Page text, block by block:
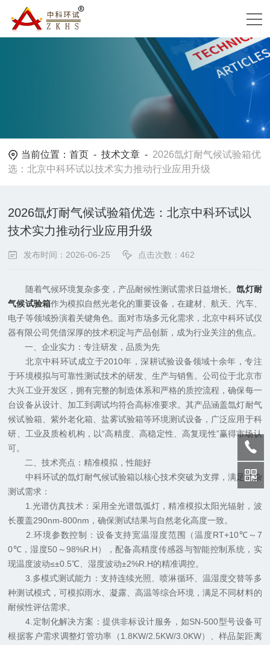
当前位置：首页 -技术文章 - 2026氙灯耐气候试验箱优
选：北京中科环试以技术实力推动行业应用升级
2026氙灯耐气候试验箱优选：北京中科环试以
技术实力推动行业应用升级
发布时间：2026-06-25 点击次数：462
随着气候环境复杂多变，产品耐候性测试需求日益增长。氙灯耐
气候试验箱作为模拟自然光老化的重要设备，在建材、航天、汽车、
电子等领域扮演着关键角色。面对市场多元化需求，北京中科环试仪
器有限公司凭借深厚的技术积淀与产品创新，成为行业关注的焦点。
一、企业实力：专注研发，品质为先
北京中科环试成立于2010年，深耕试验设备领域十余年，专注
于环境模拟与可靠性测试技术的研发、生产与销售。公司位于北京市
大兴工业开发区，拥有完整的制造体系和严格的质控流程，确保每一
台设备从设计、加工到调试均符合高标准要求。其产品涵盖氙灯耐气
候试验箱、紫外老化箱、盐雾试验箱等环境测试设备，广泛应用于科
研、工业及质检机构，以“高精度、高稳定性、高复现性”赢得市场认
可。
二、技术亮点：精准模拟，性能好
中科环试的氙灯耐气候试验箱以核心技术突破为支撑，满足复杂
测试需求：
1.光谱仿真技术：采用全光谱氙弧灯，精准模拟太阳光辐射，波
长覆盖290nm-800nm，确保测试结果与自然老化高度一致。
2.环境参数控制：设备支持宽温湿度范围（温度RT+10℃～7
0℃，湿度50～98%R.H），配备高精度传感器与智能控制系统，实
现温度波动≤±0.5℃、湿度波动±2%R.H的精准调控。
3.多模式测试能力：支持连续光照、喷淋循环、温湿度交替等多
种测试模式，可模拟雨水、凝露、高温等综合环境，满足不同材料的
耐候性评估需求。
4.定制化解决方案：提供非标设计服务，如SN-500型号设备可
根据客户需求调整灯管功率（1.8KW/2.5KW/3.0KW）、样品架距离